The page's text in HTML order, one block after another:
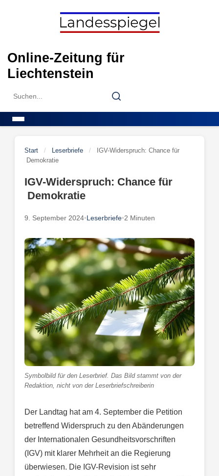
Online-Zeitung für
Liechtenstein
Search
Search
Start / Leserbriefe /
IGV-Widerspruch: Chance für
Demokratie
IGV-Widerspruch: Chance für
Demokratie
9. September 2024•Leserbriefe•2 Minuten
Symbolbild für den Leserbrief. Das Bild stammt von der
Redaktion, nicht von der Leserbriefschreiberin
Der Landtag hat am 4. September die Petition
betreffend Widerspruch zu den Abänderungen
der Internationalen Gesundheitsvorschriften
(IGV) mit klarer Mehrheit an die Regierung
überwiesen. Die IGV-Revision ist sehr